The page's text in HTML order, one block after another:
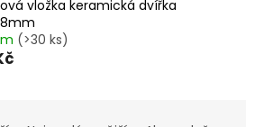
vložka keramická dvířka
(>30 ks)